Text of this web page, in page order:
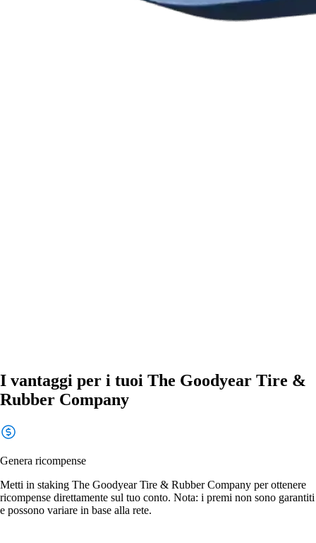
I vantaggi per i tuoi The Goodyear Tire &
Rubber Company
Genera ricompense
Metti in staking The Goodyear Tire & Rubber Company per ottenere
ricompense direttamente sul tuo conto. Nota: i premi non sono garantiti
e possono variare in base alla rete.